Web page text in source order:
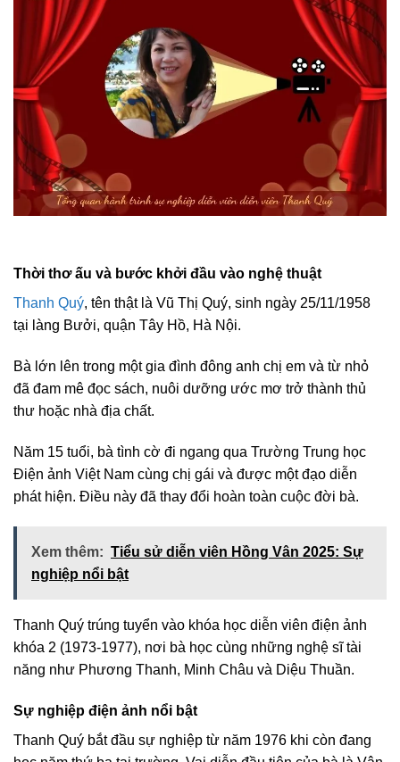
Thời thơ ấu và bước khởi đầu vào nghệ thuật
Thanh Quý, tên thật là Vũ Thị Quý, sinh ngày 25/11/1958
tại làng Bưởi, quận Tây Hồ, Hà Nội.
Bà lớn lên trong một gia đình đông anh chị em và từ nhỏ
đã đam mê đọc sách, nuôi dưỡng ước mơ trở thành thủ
thư hoặc nhà địa chất.
Năm 15 tuổi, bà tình cờ đi ngang qua Trường Trung học
Điện ảnh Việt Nam cùng chị gái và được một đạo diễn
phát hiện. Điều này đã thay đổi hoàn toàn cuộc đời bà.
Xem thêm: Tiểu sử diễn viên Hồng Vân 2025: Sự
nghiệp nổi bật
Thanh Quý trúng tuyển vào khóa học diễn viên điện ảnh
khóa 2 (1973-1977), nơi bà học cùng những nghệ sĩ tài
năng như Phương Thanh, Minh Châu và Diệu Thuần.
Sự nghiệp điện ảnh nổi bật
Thanh Quý bắt đầu sự nghiệp từ năm 1976 khi còn đang